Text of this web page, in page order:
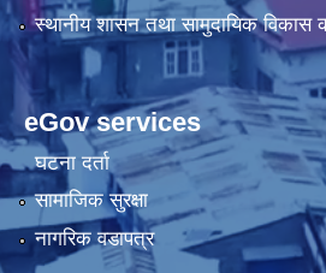
स्थानीय शासन तथा सामुदायिक विकास
eGov services
घटना दर्ता
सामाजिक सुरक्षा
नागरिक वडापत्र